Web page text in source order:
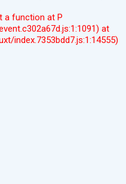
a function at P
at
index.7353bdd7.js:1:14555)